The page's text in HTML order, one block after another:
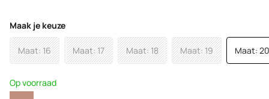
Maak je keuze
Maat: 16 Maat: 17 Maat: 18 Maat: 19 Maat: 20
Op voorraad